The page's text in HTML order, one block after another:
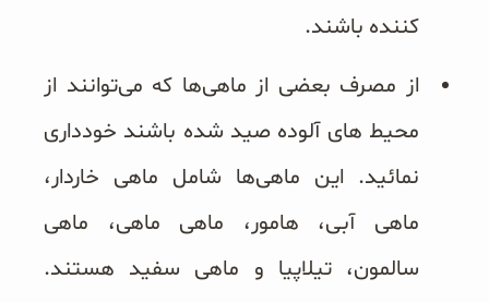
کننده باشند.
از مصرف بعضی از ماهی‌ها که می‌توانند از
محیط های آلوده صید شده باشند خودداری
نمائید. این ماهی‌ها شامل ماهی خاردار،
ماهی آبی، هامور، ماهی ماهی، ماهی
سالمون، تیلاپیا و ماهی سفید هستند.